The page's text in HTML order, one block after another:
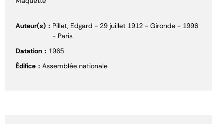
Auteur(s)
Pillet, Edgard - 29 juillet 1912 - Gironde - 1996
- Paris
Datation
1965
Édifice
Assemblée nationale